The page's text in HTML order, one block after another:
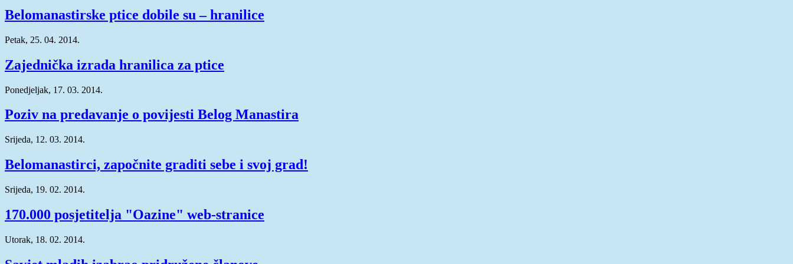
Belomanastirske ptice dobile su – hranilice
Petak, 25. 04. 2014.
Zajednička izrada hranilica za ptice
Ponedjeljak, 17. 03. 2014.
Poziv na predavanje o povijesti Belog Manastira
Srijeda, 12. 03. 2014.
Belomanastirci, započnite graditi sebe i svoj grad!
Srijeda, 19. 02. 2014.
170.000 posjetitelja "Oazine" web-stranice
Utorak, 18. 02. 2014.